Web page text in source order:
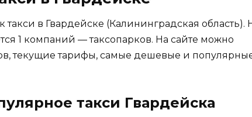
в Гвардейске (Калининградская область).
1 компаний — таксопарков. На сайте можно
текущие тарифы, самые дешевые и
такси Гвардейска